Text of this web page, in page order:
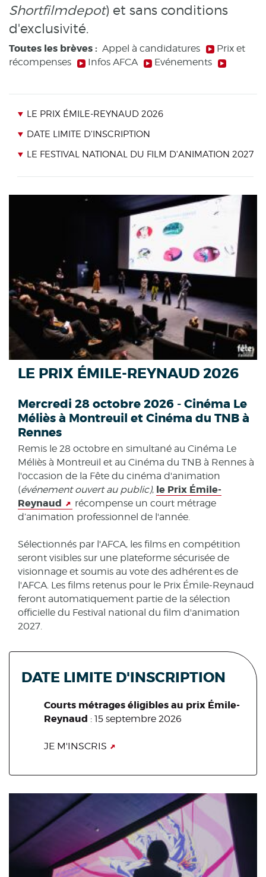
Shortfilmdepot) et sans conditions
d'exclusivité.
Toutes les brèves : Appel à candidatures
Prix et
récompenses
Infos AFCA Evénements
LE PRIX ÉMILE-REYNAUD 2026
DATE LIMITE D'INSCRIPTION
LE FESTIVAL NATIONAL DU FILM D'ANIMATION 2027
LE PRIX ÉMILE-REYNAUD 2026
Mercredi 28 octobre 2026 - Cinéma Le
Méliès à Montreuil et Cinéma du TNB à
Rennes
Remis le 28 octobre en simultané au Cinéma Le
Méliès à Montreuil et au Cinéma du TNB à Rennes à
l'occasion de la Fête du cinéma d'animation
(événement ouvert au public), le Prix Émile-
Reynaud
récompense un court métrage
d’animation professionnel de l'année.
Sélectionnés par l'AFCA, les films en compétition
seront visibles sur une plateforme sécurisée de
visionnage et soumis au vote des adhérent·es de
l'AFCA. Les films retenus pour le Prix Émile-Reynaud
feront automatiquement partie de la sélection
officielle du Festival national du film d'animation
2027.
DATE LIMITE D'INSCRIPTION
Courts métrages éligibles au prix Émile-
Reynaud : 15 septembre 2026
JE M'INSCRIS